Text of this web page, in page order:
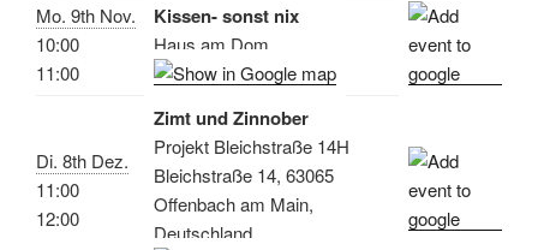
Mo. 9th Nov.
10:00
11:00
Kissen- sonst nix
Haus am Dom
Di. 8th Dez.
11:00
12:00
Zimt und Zinnober
Projekt Bleichstraße 14H
Bleichstraße 14, 63065
Offenbach am Main,
Deutschland